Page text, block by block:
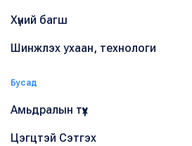
Хүний багш
Шинжлэх ухаан, технологи
Бусад
Амьдралын түүх
Цэгцтэй Сэтгэх